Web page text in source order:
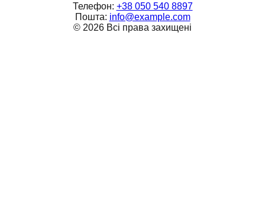
Телефон: +38 050 540 8897
Пошта: info@example.com
© 2026 Всі права захищені